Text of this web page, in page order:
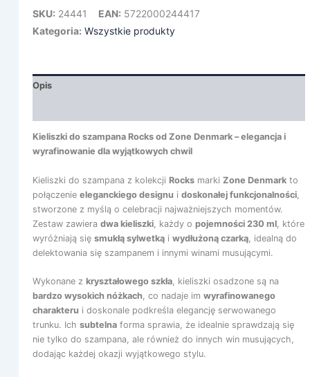
SKU: 24441 EAN: 5722000244417
Kategoria: Wszystkie produkty
Opis
Kieliszki do szampana Rocks od Zone Denmark – elegancja i
wyrafinowanie dla wyjątkowych chwil
Kieliszki do szampana z kolekcji Rocksmarki Zone Denmarkto
połączenie eleganckiego designu i doskonałej funkcjonalności,
stworzone z myślą o celebracji najważniejszych momentów.
Zestaw zawiera dwa kieliszki, każdy o pojemności 230 ml, które
wyróżniają się smukłą sylwetkąi wydłużoną czarką, idealną do
delektowania się szampanem i innymi winami musującymi.
Wykonane z kryształowego szkła, kieliszki osadzone są na
bardzo wysokich nóżkach, co nadaje im wyrafinowanego
charakteru i doskonale podkreśla elegancję serwowanego
trunku. Ich subtelnaforma sprawia, że idealnie sprawdzają się
nie tylko do szampana, ale również do innych win musujących,
dodając każdej okazji wyjątkowego stylu.